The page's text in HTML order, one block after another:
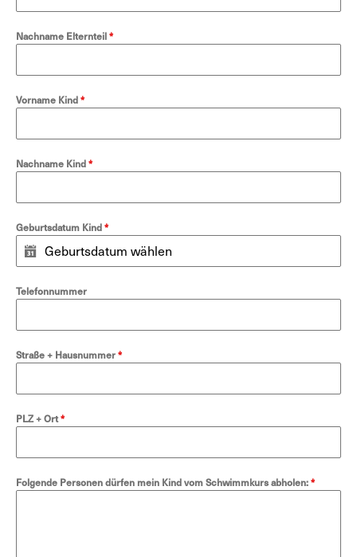
Nachname Elternteil*
Vorname Kind*
Nachname Kind*
Geburtsdatum Kind*
Telefonnummer
Straße + Hausnummer*
PLZ + Ort*
Folgende Personen dürfen mein Kind vom Schwimmkurs abholen:*